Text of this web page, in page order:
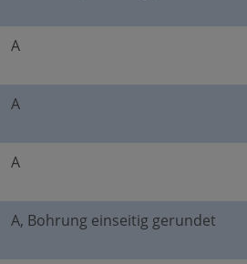
A
A
A
A, Bohrung einseitig gerundet